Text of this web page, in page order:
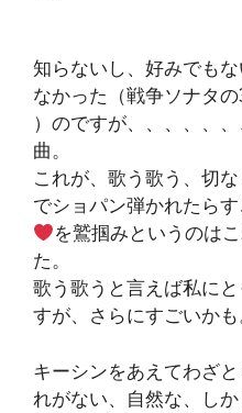
知らないし、好みでも
なかった（戦争ソナタ
）のですが、、、、、
曲。
これが、歌う歌う、切
でショパン弾かれたら
を鷲掴みというのは
た。
歌う歌うと言えば私に
すが、さらにすごいかも
キーシンをあえてわざ
れがない、自然な、しか